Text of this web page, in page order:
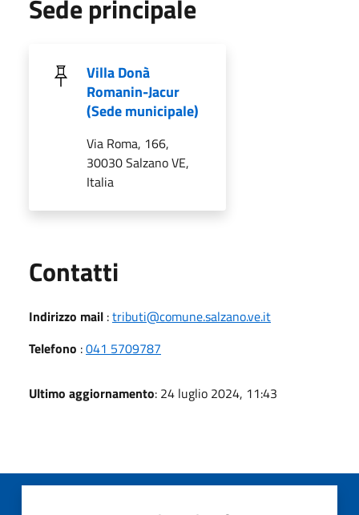
Sede principale
Villa Donà
Romanin-Jacur
(Sede municipale)
Via Roma, 166,
30030 Salzano VE,
Italia
Contatti
Indirizzo mail :tributi@comune.salzano.ve.it
Telefono :041 5709787
Ultimo aggiornamento: 24 luglio 2024, 11:43